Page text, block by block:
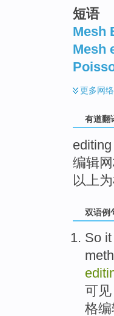
短语
Mesh
Mesh
更多网
有道翻
编辑
以上
双语例
So it
可见
格